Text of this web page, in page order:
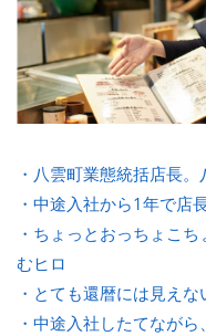
・八雲町業態統括店長
・中途入社から1年で店
・ちょっとおっちょこ
むヒロ
・とても還暦には見え
・中途入社したてなが